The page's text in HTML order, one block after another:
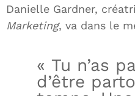
Danielle Gardner,
Marketing, va dans le
« Tu n’as
d’être